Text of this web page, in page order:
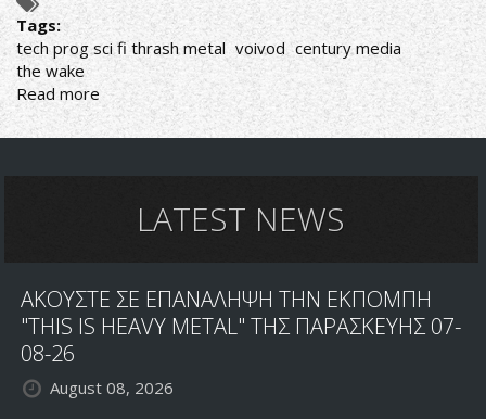
Tags:
tech prog sci fi thrash metal voivod century media
the wake
Read more about
ΝΕΟΣ
ΔΙΣΚΟΣ
VOIVOD
ΣΥΝΤΟΜΑLATEST NEWS
ΑΚΟΥΣΤΕ ΣΕ ΕΠΑΝΑΛΗΨΗ ΤΗΝ ΕΚΠΟΜΠΗ
"THIS IS HEAVY METAL" ΤΗΣ ΠΑΡΑΣΚΕΥΗΣ 07-
08-26
August 08, 2026